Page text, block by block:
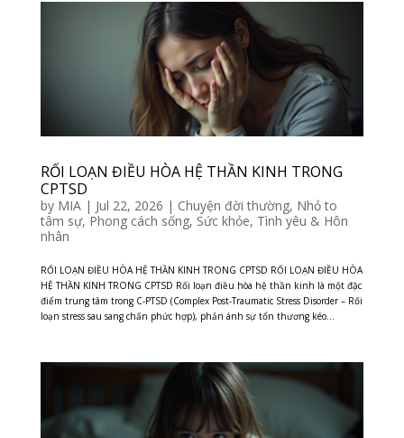
RỐI LOẠN ĐIỀU HÒA HỆ THẦN KINH TRONG
CPTSD
by MIA| Jul 22, 2026 | Chuyện đời thường, Nhỏ to
tâm sự, Phong cách sống, Sức khỏe, Tình yêu & Hôn
nhân
RỐI LOẠN ĐIỀU HÒA HỆ THẦN KINH TRONG CPTSD RỐI LOẠN ĐIỀU HÒA
HỆ THẦN KINH TRONG CPTSD Rối loạn điều hòa hệ thần kinh là một đặc
điểm trung tâm trong C-PTSD (Complex Post-Traumatic Stress Disorder – Rối
loạn stress sau sang chấn phức hợp), phản ánh sự tổn thương kéo...